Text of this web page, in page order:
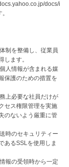
docs/i
制を整備し、従業員
ます。
人情報が含まれる媒
保護のための措置を
上必要な社員だけが
セス権限管理を実施
のないよう厳重に管
時のセキュリティー
あるSSLを使用しま
報の受領時から一定